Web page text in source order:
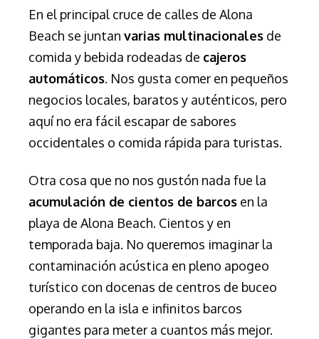
En el principal cruce de calles de Alona
Beach se juntan varias multinacionales de
comida y bebida rodeadas de cajeros
automáticos. Nos gusta comer en pequeños
negocios locales, baratos y auténticos, pero
aquí no era fácil escapar de sabores
occidentales o comida rápida para turistas.
Otra cosa que no nos gustón nada fue la
acumulación de cientos de barcos en la
playa de Alona Beach. Cientos y en
temporada baja. No queremos imaginar la
contaminación acústica en pleno apogeo
turístico con docenas de centros de buceo
operando en la isla e infinitos barcos
gigantes para meter a cuantos más mejor.